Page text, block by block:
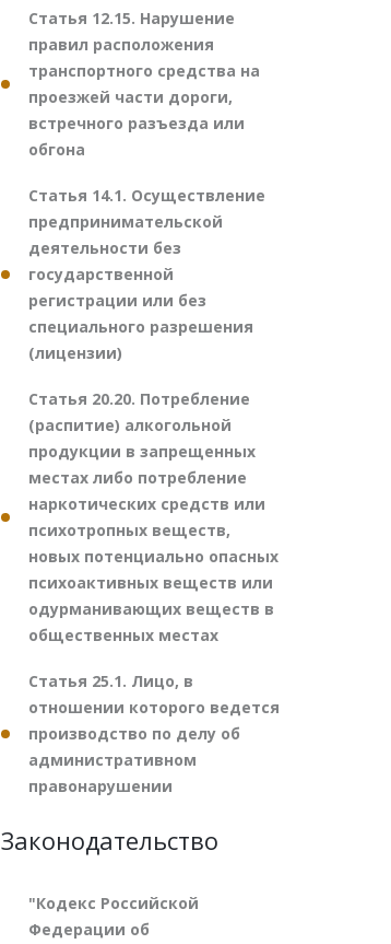
Статья 12.15. Нарушение
правил расположения
транспортного средства на
проезжей части дороги,
встречного разъезда или
обгона
Статья 14.1. Осуществление
предпринимательской
деятельности без
государственной
регистрации или без
специального разрешения
(лицензии)
Статья 20.20. Потребление
(распитие) алкогольной
продукции в запрещенных
местах либо потребление
наркотических средств или
психотропных веществ,
новых потенциально опасных
психоактивных веществ или
одурманивающих веществ в
общественных местах
Статья 25.1. Лицо, в
отношении которого ведется
производство по делу об
административном
правонарушении
Законодательство
"Кодекс Российской
Федерации об